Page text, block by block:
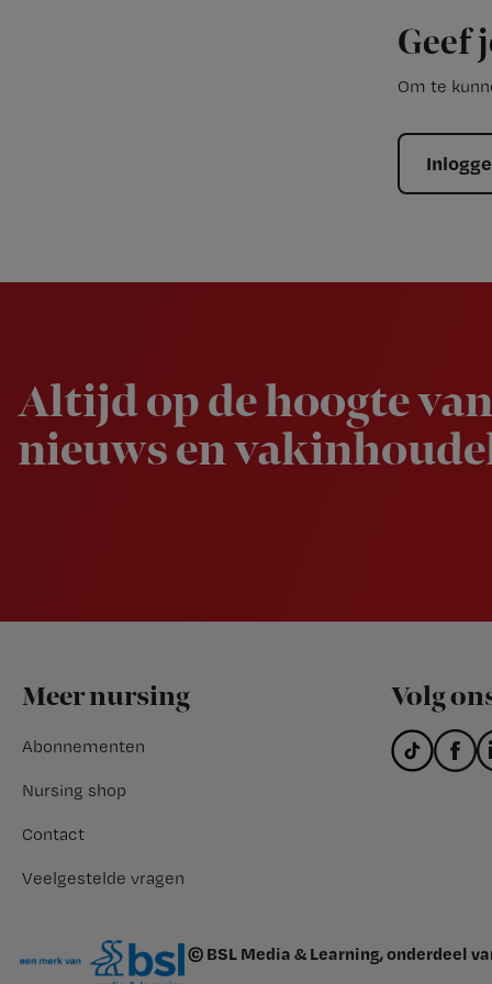
Geef
Om te
Altijd op de hoogte
nieuws en
Footer
Meer nursing
Abonnementen
Nursing shop
Contact
Veelgestelde vragen
Volg
© BSL Media & Learning, onderdeel